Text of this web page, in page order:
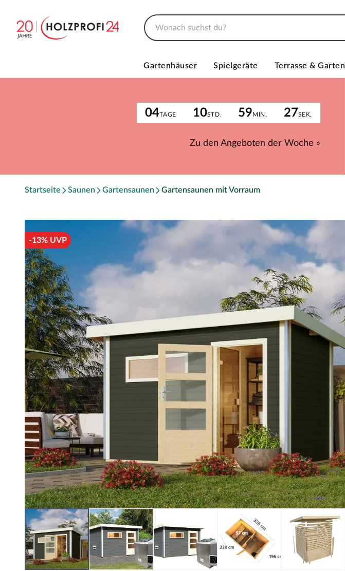
Gartenhäuser Spielgeräte Terrasse & Garten
04TAGE 10STD. 59MIN. 27SEK.
Zu den Angeboten der Woche »
Startseite Saunen Gartensaunen Gartensaunen mit Vorraum
-13% UVP